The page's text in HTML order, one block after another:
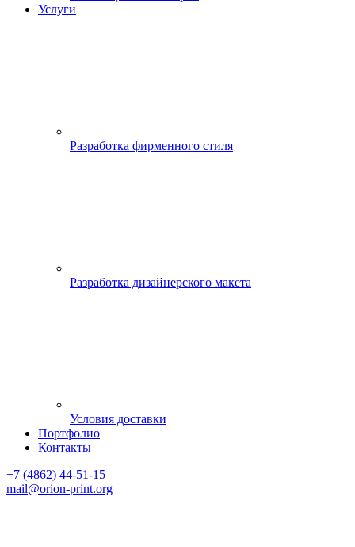
Услуги
Разработка фирменного стиля
Разработка дизайнерского макета
Условия доставки
Портфолио
Контакты
+7 (4862) 44-51-15
mail@orion-print.org